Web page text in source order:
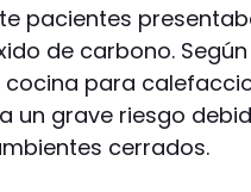
pacientes
de carbono.
para
un grave riesgo
cerrados.